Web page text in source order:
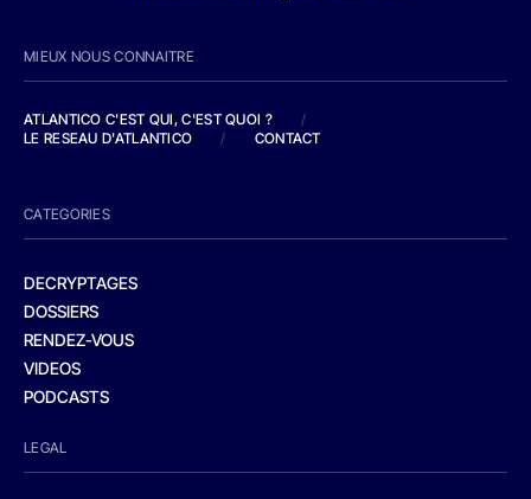
MIEUX NOUS CONNAITRE
ATLANTICO C'EST QUI, C'EST QUOI ?
/
LE RESEAU D'ATLANTICO
/ CONTACT
CATEGORIES
DECRYPTAGES
DOSSIERS
RENDEZ-VOUS
VIDEOS
PODCASTS
LEGAL